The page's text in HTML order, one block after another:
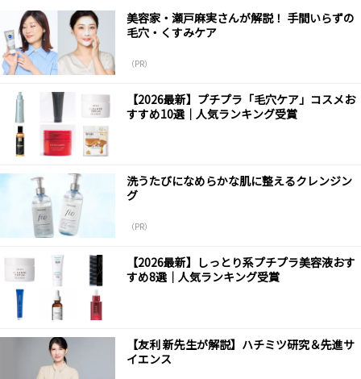
美容家・瀬戸麻実さんが解説！ 手間いらずの
毛穴・くすみケア
（PR）
【2026最新】プチプラ「毛穴ケア」コスメお
すすめ10選｜人気ランキング受賞
洗うたびになめらかな肌に整えるクレンジン
グ
（PR）
【2026最新】しっとり系プチプラ美容液おす
すめ8選｜人気ランキング受賞
【友利 新先生が解説】ハチミツ研究＆先進サ
イエンス